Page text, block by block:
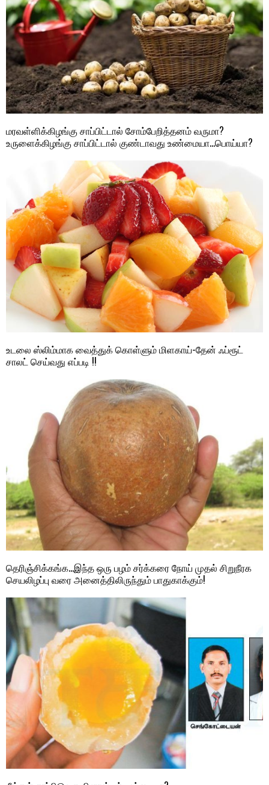
மரவள்ளிக்கிழங்கு சாப்பிட்டால் சோம்பேறித்தனம் வருமா?
உருளைக்கிழங்கு சாப்பிட்டால் குண்டாவது உண்மையா…பொய்யா?
உடலை ஸ்லிம்மாக வைத்துக் கொள்ளும் மிளகாய்-தேன் ஃப்ரூட்
சாலட் செய்வது எப்படி !!
தெரிஞ்சிக்கங்க…இந்த ஒரு பழம் சர்க்கரை நோய் முதல் சிறுநீரக
செயலிழப்பு வரை அனைத்திலிருந்தும் பாதுகாக்கும்!